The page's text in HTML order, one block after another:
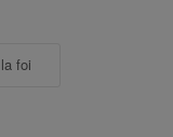
foi